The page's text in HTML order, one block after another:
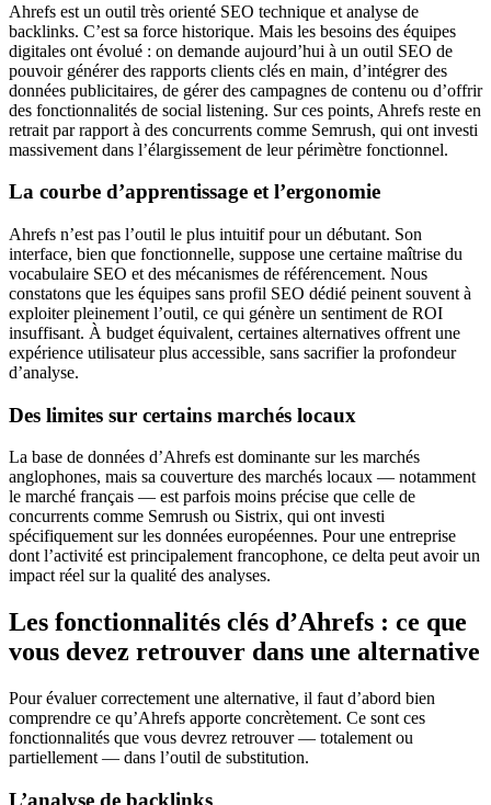
Ahrefs est un outil très orienté SEO technique et analyse de
backlinks. C’est sa force historique. Mais les besoins des équipes
digitales ont évolué : on demande aujourd’hui à un outil SEO de
pouvoir générer des rapports clients clés en main, d’intégrer des
données publicitaires, de gérer des campagnes de contenu ou d’offrir
des fonctionnalités de social listening. Sur ces points, Ahrefs reste en
retrait par rapport à des concurrents comme Semrush, qui ont investi
massivement dans l’élargissement de leur périmètre fonctionnel.
La courbe d’apprentissage et l’ergonomie
Ahrefs n’est pas l’outil le plus intuitif pour un débutant. Son
interface, bien que fonctionnelle, suppose une certaine maîtrise du
vocabulaire SEO et des mécanismes de référencement. Nous
constatons que les équipes sans profil SEO dédié peinent souvent à
exploiter pleinement l’outil, ce qui génère un sentiment de ROI
insuffisant. À budget équivalent, certaines alternatives offrent une
expérience utilisateur plus accessible, sans sacrifier la profondeur
d’analyse.
Des limites sur certains marchés locaux
La base de données d’Ahrefs est dominante sur les marchés
anglophones, mais sa couverture des marchés locaux — notamment
le marché français — est parfois moins précise que celle de
concurrents comme Semrush ou Sistrix, qui ont investi
spécifiquement sur les données européennes. Pour une entreprise
dont l’activité est principalement francophone, ce delta peut avoir un
impact réel sur la qualité des analyses.
Les fonctionnalités clés d’Ahrefs : ce que
vous devez retrouver dans une alternative
Pour évaluer correctement une alternative, il faut d’abord bien
comprendre ce qu’Ahrefs apporte concrètement. Ce sont ces
fonctionnalités que vous devrez retrouver — totalement ou
partiellement — dans l’outil de substitution.
L’analyse de backlinks